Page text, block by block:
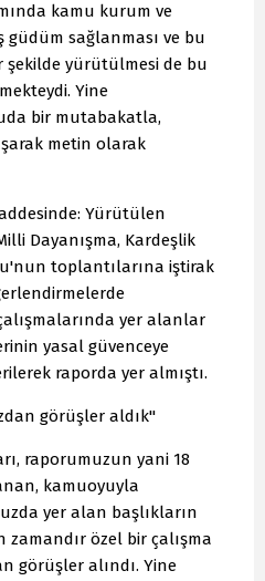
kamu kurum ve
güdüm sağlanması ve bu
yürütülmesi de bu
Yine
bir mutabakatla,
metin olarak
Yürütülen
Dayanışma, Kardeşlik
toplantılarına iştirak
yer alanlar
yasal güvenceye
raporda yer almıştı.
görüşler aldık"
raporumuzun yani 18
kamuoyuyla
yer alan başlıkların
özel bir çalışma
görüşler alındı. Yine